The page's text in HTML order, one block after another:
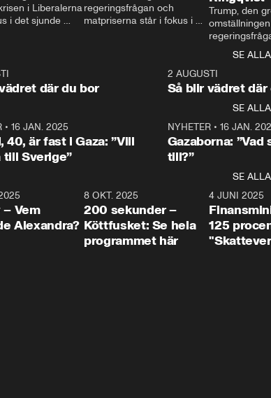
i Liberalerna
i det sjunde
My
ställer
och
till svars.
regeringsfrågan och
matpriserna står i fokus i
Rohwedder ställer
statsminister Ulf Kristersson
Trump, den
centrum i
avsnittet av
Makten”. Se
Aftonbladets
Rohwedder
Thand Ring
SE ALLA
där du bor
2 AUGUSTI
Så blir vädret där
SE ALLA
• 16 JAN. 2025
40, är fast i Gaza: ”Vill
till Sverige”
NYHETER• 16 JAN.
Gazaborna:
till?”
SE ALLA
31:05
Vem
Alexandra?
4:29
8 OKT. 2025
200 sekunder –
Köttfusket: Se hela
programmet här
4 JUNI 2025
125